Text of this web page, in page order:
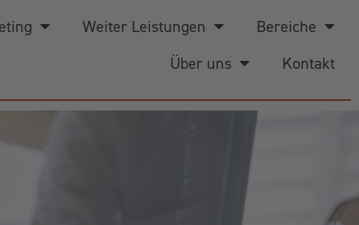
Weiter Leistungen
Bereiche
Über uns
Kontakt